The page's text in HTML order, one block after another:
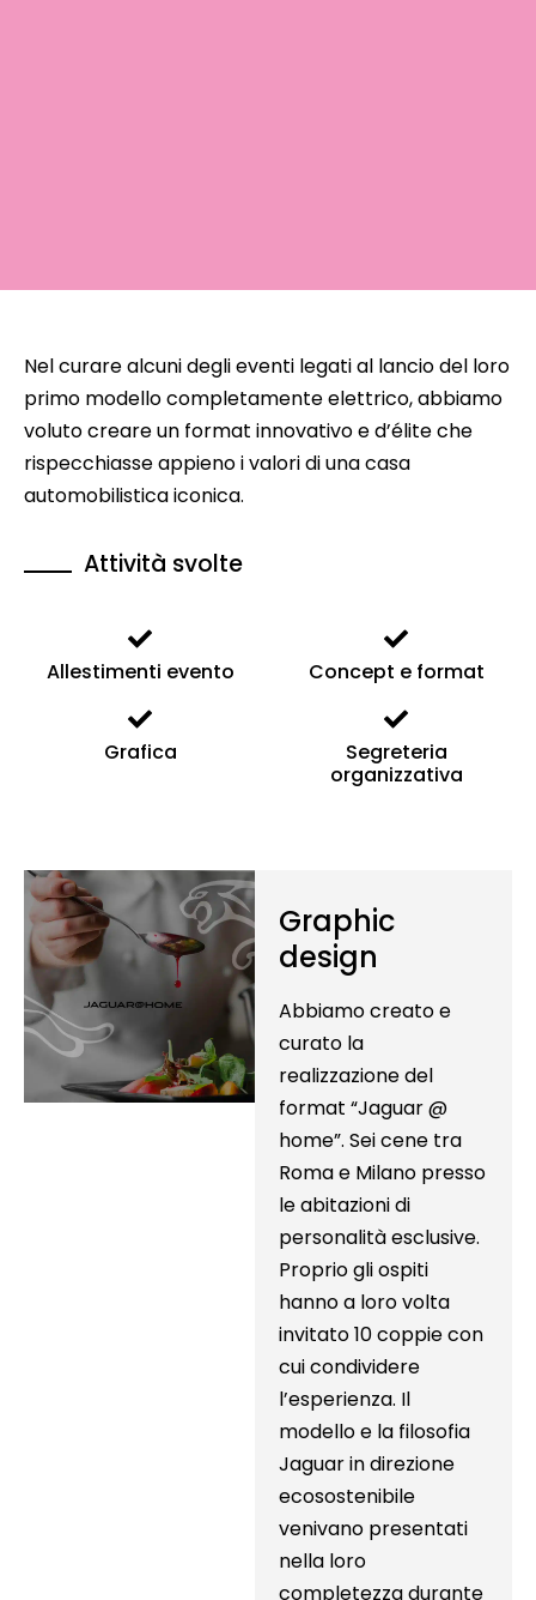
Nel curare alcuni degli eventi legati al lancio del loro
primo modello completamente elettrico, abbiamo
voluto creare un format innovativo e d’élite che
rispecchiasse appieno i valori di una casa
automobilistica iconica.
Attività svolte
Allestimenti evento Concept e format
Grafica
Segreteria
organizzativa
Graphic
design
Abbiamo creato e
curato la
realizzazione del
format “Jaguar @
home”. Sei cene tra
Roma e Milano presso
le abitazioni di
personalità esclusive.
Proprio gli ospiti
hanno a loro volta
invitato 10 coppie con
cui condividere
l’esperienza. Il
modello e la filosofia
Jaguar in direzione
ecosostenibile
venivano presentati
nella loro
completezza durante